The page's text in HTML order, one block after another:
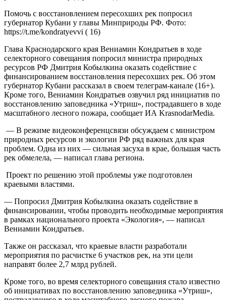
Помочь с восстановлением пересохших рек попросил
губернатор Кубани у главы Минприроды РФ. Фото:
https://t.me/kondratyevvi ( 16)
Глава Краснодарского края Вениамин Кондратьев в ходе
селекторного совещания попросил министра природных
ресурсов РФ Дмитрия Кобылкина оказать содействие с
финансированием восстановления пересохших рек. Об этом
губернатор Кубани рассказал в своем телеграм-канале (16+).
Кроме того, Вениамин Кондратьев озвучил ряд инициатив по
восстановлению заповедника «Утриш», пострадавшего в ходе
масштабного лесного пожара, сообщает ИА KrasnodarMedia.
— В режиме видеоконференцсвязи обсуждаем с министром
природных ресурсов и экологии РФ ряд важных для края
проблем. Одна из них — сильная засуха в крае, большая часть
рек обмелела, — написал глава региона.
Проект по решению этой проблемы уже подготовлен
краевыми властями.
— Попросил Дмитрия Кобылкина оказать содействие в
финансировании, чтобы проводить необходимые мероприятия
в рамках национального проекта «Экология», — написал
Вениамин Кондратьев.
Также он рассказал, что краевые власти разработали
мероприятия по расчистке 6 участков рек, на эти цели
направят более 2,7 млрд рублей.
Кроме того, во время селекторного совещания стало известно
об инициативах по восстановлению заповедника «Утриш»,